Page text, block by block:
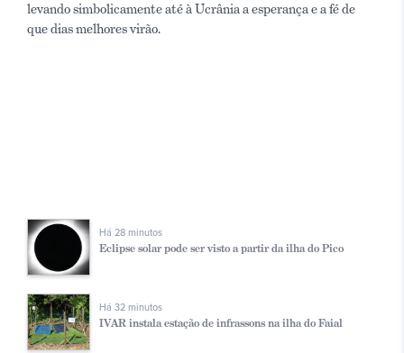
levando simbolicamente até à Ucrânia a esperança e a fé de
que dias melhores virão.
Há 28 minutos
Eclipse solar pode ser visto a partir da ilha do Pico
Há 32 minutos
IVAR instala estação de infrassons na ilha do Faial